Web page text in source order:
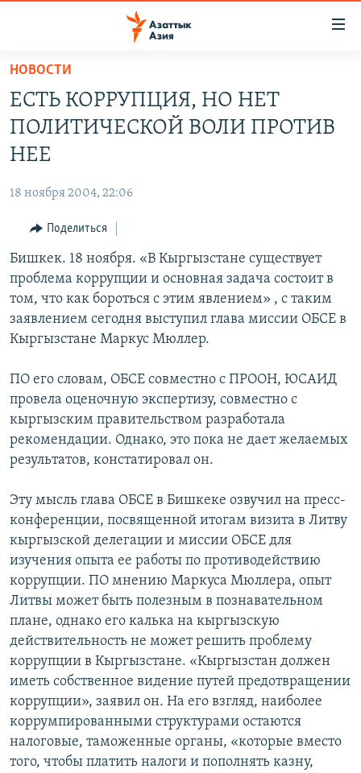
Вернуться
основному
содержанию
Вернутся
главной
навигации
Вернутся
поиску
КЫРГЫЗСТАН
ТАДЖИКИСТАН
ВОЙНА В УКРАИНЕ
ҚАЗАҚША
КЫРГЫЗЧА
ЎЗБЕКЧА
TÜRKMENÇE
Все сайты РСЕ/РС
НОВОСТИ
ЕСТЬ КОРРУПЦИЯ, НО НЕТ
ПОЛИТИЧЕСКОЙ ВОЛИ ПРОТИВ
НЕЕ
18 ноября 2004, 22:06
Поделиться
Бишкек. 18 ноября. «В Кыргызстане существует
проблема коррупции и основная задача состоит в
том, что как бороться с этим явлением» , с таким
заявлением сегодня выступил глава миссии ОБСЕ в
Кыргызстане Маркус Мюллер.
ПО его словам, ОБСЕ совместно с ПРООН, ЮСАИД
провела оценочную экспертизу, совместно с
кыргызским правительством разработала
рекомендации. Однако, это пока не дает желаемых
результатов, констатировал он.
Эту мысль глава ОБСЕ в Бишкеке озвучил на пресс-
конференции, посвященной итогам визита в Литву
кыргызской делегации и миссии ОБСЕ для
изучения опыта ее работы по противодействию
коррупции. ПО мнению Маркуса Мюллера, опыт
Литвы может быть полезным в познавательном
плане, однако его калька на кыргызскую
действительность не может решить проблему
коррупции в Кыргызстане. «Кыргызстан должен
иметь собственное видение путей предотвращении
коррупции», заявил он. На его взгляд, наиболее
коррумпированными структурами остаются
налоговые, таможенные органы, «которые вместо
того, чтобы платить налоги и пополнять казну,